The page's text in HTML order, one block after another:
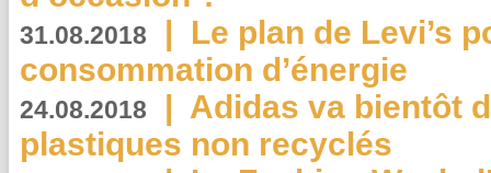
31.08.2018 | Le plan de Levi’s
consommation d’énergie
24.08.2018 | Adidas va bientôt
plastiques non recyclés